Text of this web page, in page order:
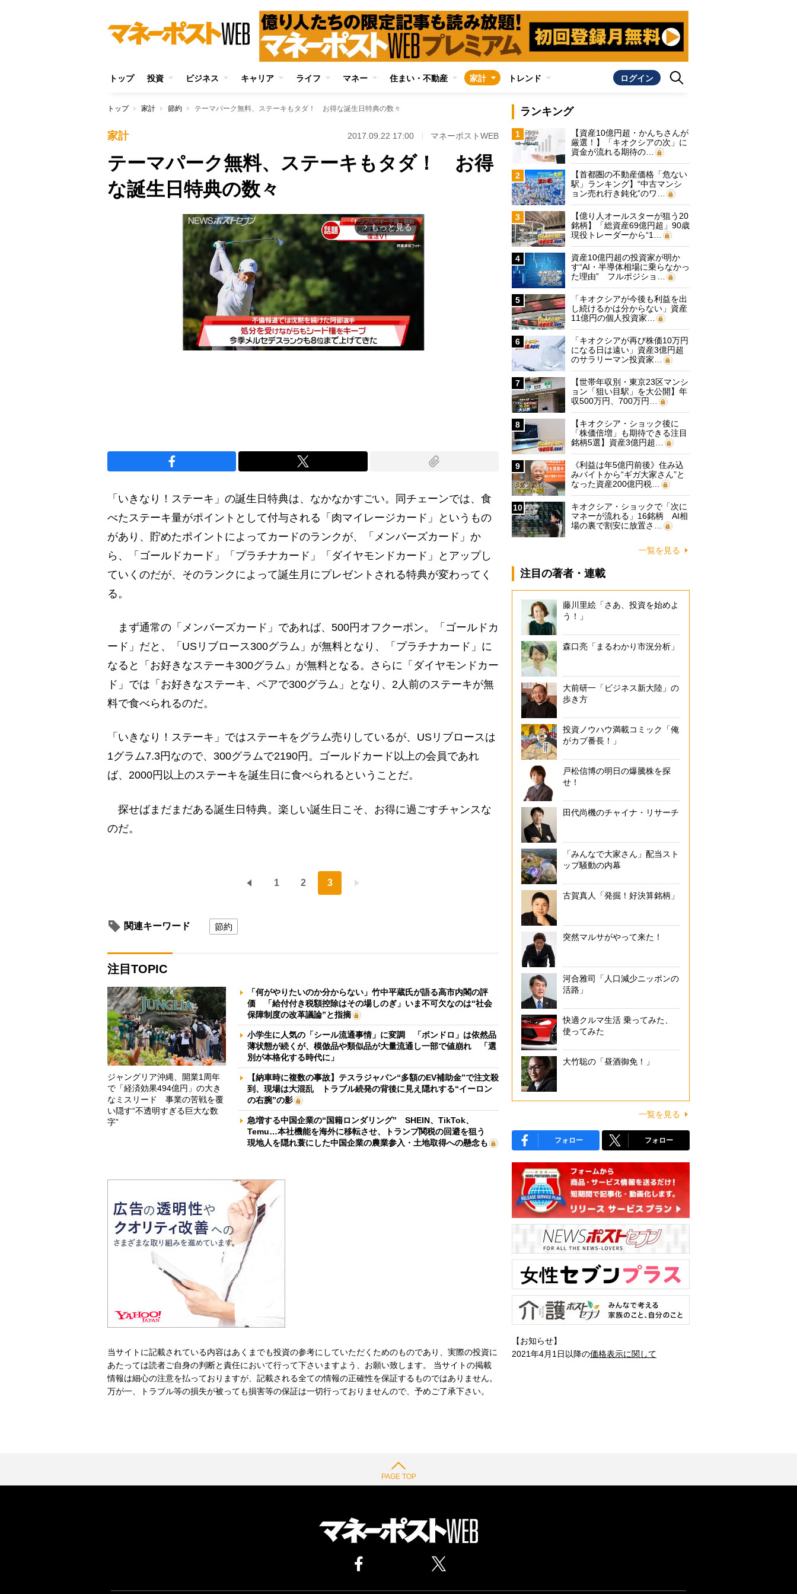
トップ 投資 ビジネス キャリア ライフ マネー 住まい・不動産 家計 トレンド ログイン
トップ 家計 節約 テーマパーク無料、ステーキもタダ！ お得な誕生日特典の数々
家計 2017.09.22 17:00 マネーポストWEB
テーマパーク無料、ステーキもタダ！ お得
な誕生日特典の数々
arrow_forward_ios もっと見る
「いきなり！ステーキ」の誕生日特典は、なかなかすごい。同チェーンでは、食
べたステーキ量がポイントとして付与される「肉マイレージカード」というもの
があり、貯めたポイントによってカードのランクが、「メンバーズカード」か
ら、「ゴールドカード」「プラチナカード」「ダイヤモンドカード」とアップし
ていくのだが、そのランクによって誕生月にプレゼントされる特典が変わってく
る。
まず通常の「メンバーズカード」であれば、500円オフクーポン。「ゴールドカ
ード」だと、「USリブロース300グラム」が無料となり、「プラチナカード」に
なると「お好きなステーキ300グラム」が無料となる。さらに「ダイヤモンドカー
ド」では「お好きなステーキ、ペアで300グラム」となり、2人前のステーキが無
料で食べられるのだ。
「いきなり！ステーキ」ではステーキをグラム売りしているが、USリブロースは
1グラム7.3円なので、300グラムで2190円。ゴールドカード以上の会員であれ
ば、2000円以上のステーキを誕生日に食べられるということだ。
探せばまだまだある誕生日特典。楽しい誕生日こそ、お得に過ごすチャンスな
のだ。
1 2 3
関連キーワード 節約
注目TOPIC
ジャングリア沖縄、開業1周年
で「経済効果494億円」の大き
なミスリード 事業の苦戦を覆
い隠す“不透明すぎる巨大な数
字”
「何がやりたいのか分からない」竹中平蔵氏が語る高市内閣の評
価 「給付付き税額控除はその場しのぎ」いま不可欠なのは“社会
保障制度の改革議論”と指摘
小学生に人気の「シール流通事情」に変調 「ボンドロ」は依然品
薄状態が続くが、模倣品や類似品が大量流通し一部で値崩れ 「選
別が本格化する時代に」
【納車時に複数の事故】テスラジャパン“多額のEV補助金”で注文殺
到、現場は大混乱 トラブル続発の背後に見え隠れする“イーロン
の右腕”の影
急増する中国企業の“国籍ロンダリング” SHEIN、TikTok、
Temu…本社機能を海外に移転させ、トランプ関税の回避を狙う
現地人を隠れ蓑にした中国企業の農業参入・土地取得への懸念も
当サイトに記載されている内容はあくまでも投資の参考にしていただくためのものであり、実際の投資に
あたっては読者ご自身の判断と責任において行って下さいますよう、お願い致します。 当サイトの掲載
情報は細心の注意を払っておりますが、記載される全ての情報の正確性を保証するものではありません。
万が一、トラブル等の損失が被っても損害等の保証は一切行っておりませんので、予めご了承下さい。
ランキング
1
【資産10億円超・かんちさんが
厳選！】「キオクシアの次」に
資金が流れる期待の…
2
【首都圏の不動産価格「危ない
駅」ランキング】“中古マンシ
ョン売れ行き鈍化”のワ…
3
【億り人オールスターが狙う20
銘柄】「総資産69億円超」90歳
現役トレーダーから“1…
4
資産10億円超の投資家が明か
す“AI・半導体相場に乗らなかっ
た理由” フルポジショ…
5
「キオクシアが今後も利益を出
し続けるかは分からない」資産
11億円の個人投資家…
6
「キオクシアが再び株価10万円
になる日は遠い」資産3億円超
のサラリーマン投資家…
7
【世帯年収別・東京23区マンシ
ョン「狙い目駅」を大公開】年
収500万円、700万円…
8
【キオクシア・ショック後に
「株価倍増」も期待できる注目
銘柄5選】資産3億円超…
9
《利益は年5億円前後》住み込
みバイトから“ギガ大家さん”と
なった資産200億円税…
10
キオクシア・ショックで「次に
マネーが流れる」16銘柄 AI相
場の裏で割安に放置さ…
一覧を見る
注目の著者・連載
藤川里絵「さあ、投資を始めよ
う！」
森口亮「まるわかり市況分析」
大前研一「ビジネス新大陸」の
歩き方
投資ノウハウ満載コミック「俺
がカブ番長！」
戸松信博の明日の爆騰株を探
せ！
田代尚機のチャイナ・リサーチ
「みんなで大家さん」配当スト
ップ騒動の内幕
古賀真人「発掘！好決算銘柄」
突然マルサがやって来た！
河合雅司「人口減少ニッポンの
活路」
快適クルマ生活 乗ってみた、
使ってみた
大竹聡の「昼酒御免！」
一覧を見る
フォロー フォロー
【お知らせ】
2021年4月1日以降の価格表示に関して
PAGE TOP